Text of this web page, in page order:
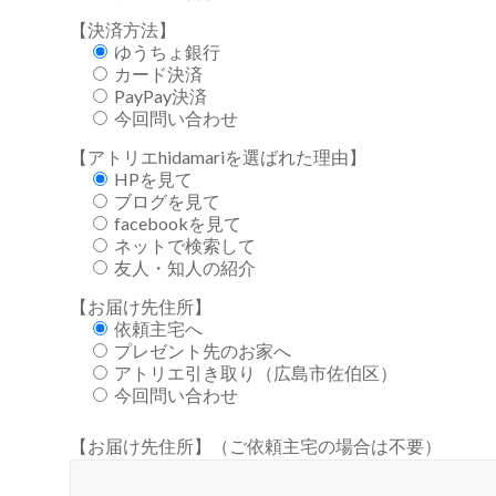
【決済方法】
ゆうちょ銀行
カード決済
PayPay決済
今回問い合わせ
【アトリエhidamariを選ばれた理由】
HPを見て
ブログを見て
facebookを見て
ネットで検索して
友人・知人の紹介
【お届け先住所】
依頼主宅へ
プレゼント先のお家へ
アトリエ引き取り（広島市佐伯区）
今回問い合わせ
【お届け先住所】（ご依頼主宅の場合は不要）